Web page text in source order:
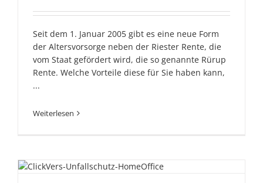
Seit dem 1. Januar 2005 gibt es eine neue Form
der Altersvorsorge neben der Riester Rente, die
vom Staat gefördert wird, die so genannte Rürup
Rente. Welche Vorteile diese für Sie haben kann,
...
Weiterlesen
Direktversicherung aus